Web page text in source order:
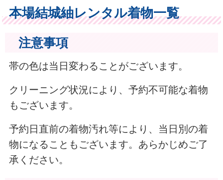
本場結城紬レンタル着物一覧
注意事項
帯の色は当日変わることがございます。
クリーニング状況により、予約不可能な着物
もございます。
予約日直前の着物汚れ等により、当日別の着
物になることもございます。あらかじめご了
承ください。